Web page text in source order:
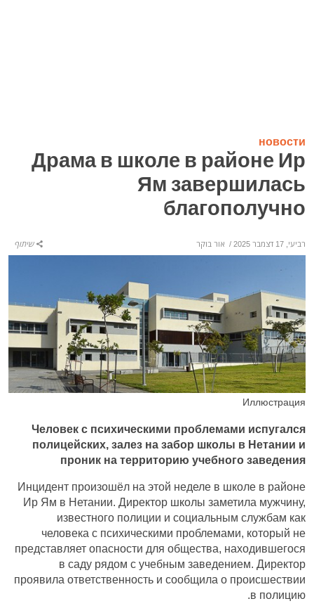
новости
Драма в школе в районе Ир
Ям завершилась
благополучно
רביעי, 17 דצמבר 2025 / אור בוקר שיתוף
Иллюстрация
Человек с психическими проблемами испугался
полицейских, залез на забор школы в Нетании и
проник на территорию учебного заведения
Инцидент произошёл на этой неделе в школе в районе
Ир Ям в Нетании. Директор школы заметила мужчину,
известного полиции и социальным службам как
человека с психическими проблемами, который не
представляет опасности для общества, находившегося
в саду рядом с учебным заведением. Директор
проявила ответственность и сообщила о происшествии
в полицию.